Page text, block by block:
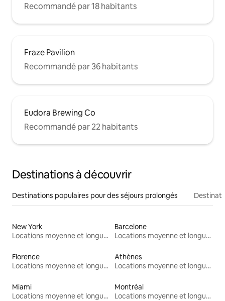
Recommandé par 18 habitants
Fraze Pavilion
Recommandé par 36 habitants
Eudora Brewing Co
Recommandé par 22 habitants
Destinations à découvrir
Destinations populaires pour des séjours prolongés
New York
Locations moyenne et longue durée
Barcelone
Locations moyenne et longue durée
Florence
Locations moyenne et longue durée
Athènes
Locations moyenne et longue durée
Miami
Locations moyenne et longue durée
Montréal
Locations moyenne et longue durée